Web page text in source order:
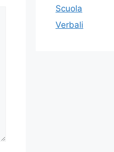
Scuola
Verbali